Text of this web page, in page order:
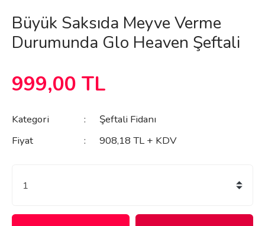
Büyük Saksıda Meyve Verme
Durumunda Glo Heaven Şeftali
999,00 TL
Kategori
Şeftali Fidanı
Fiyat
908,18 TL + KDV